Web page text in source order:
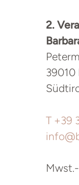
2.
39010
T +39